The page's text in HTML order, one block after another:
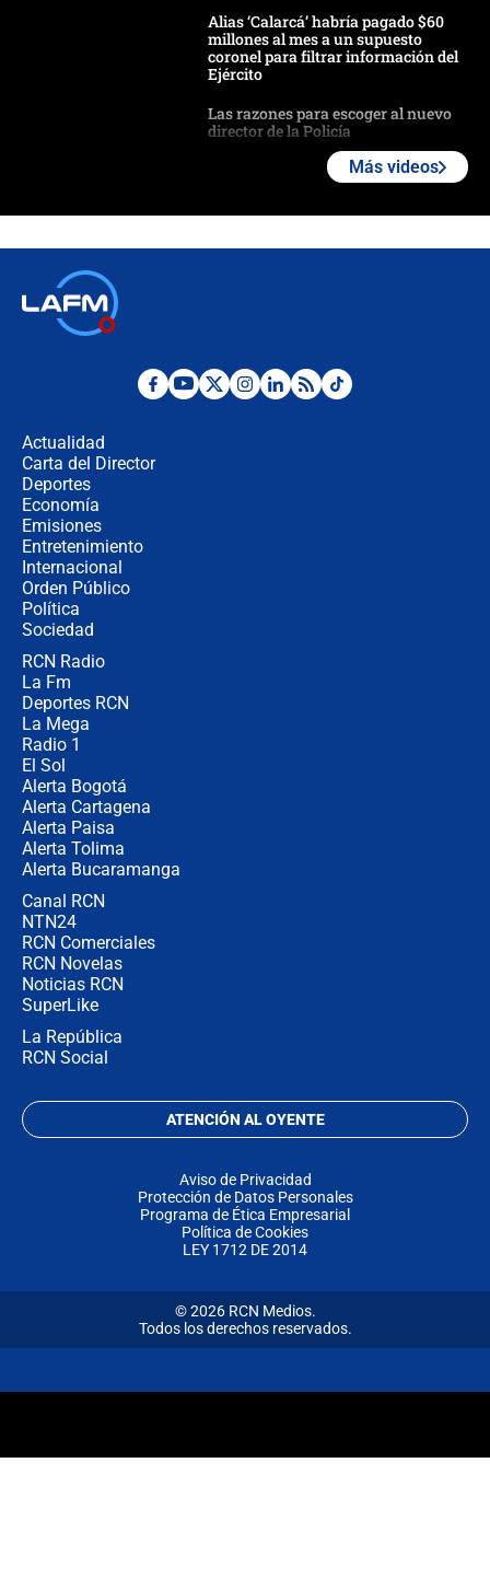
Alias ‘Calarcá’ habría pagado $60
millones al mes a un supuesto
coronel para filtrar información del
Ejército
Las razones para escoger al nuevo
director de la Policía
"No hubo fraude ni posibilidad de
Más videos
Actualidad
Carta del Director
Deportes
Economía
Emisiones
Entretenimiento
Internacional
Orden Público
Política
Sociedad
RCN Radio
La Fm
Deportes RCN
La Mega
Radio 1
El Sol
Alerta Bogotá
Alerta Cartagena
Alerta Paisa
Alerta Tolima
Alerta Bucaramanga
Canal RCN
NTN24
RCN Comerciales
RCN Novelas
Noticias RCN
SuperLike
La República
RCN Social
ATENCIÓN AL OYENTE
Aviso de Privacidad
Protección de Datos Personales
Programa de Ética Empresarial
Política de Cookies
LEY 1712 DE 2014
© 2026 RCN Medios.
Todos los derechos reservados.